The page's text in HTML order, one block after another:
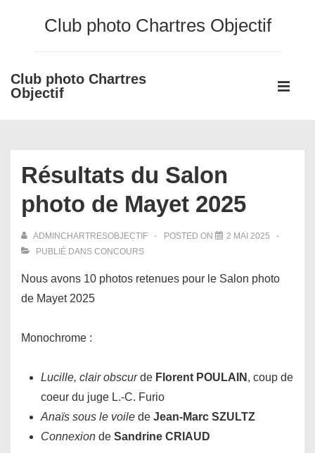
principal
Club photo Chartres Objectif
Club photo Chartres
Objectif
Main
Résultats du Salon
photo de Mayet 2025
ADMINCHARTRESOBJECTIF POSTED ON
2 MAI 2025
PUBLIÉ DANS CONCOURS
Nous avons 10 photos retenues pour le Salon photo
de Mayet 2025
Monochrome :
Lucille, clair obscurde Florent POULAIN , coup de
coeur du juge L.-C. Furio
Anaïs sous le voile de Jean-Marc SZULTZ
Connexion de Sandrine CRIAUD